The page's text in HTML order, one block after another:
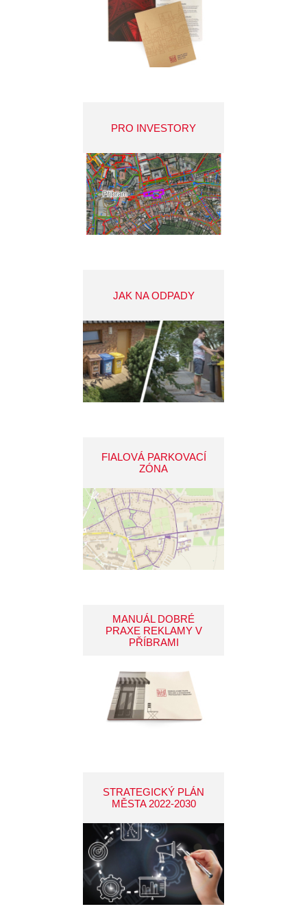
PRO INVESTORY
JAK NA ODPADY
FIALOVÁ PARKOVACÍ
ZÓNA
MANUÁL DOBRÉ
PRAXE REKLAMY V
PŘÍBRAMI
STRATEGICKÝ PLÁN
MĚSTA 2022-2030